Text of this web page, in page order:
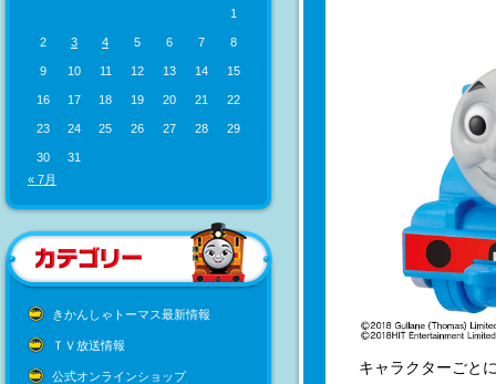
1
2 3 4 5 6 7 8
9 10 11 12 13 14 15
16 17 18 19 20 21 22
23 24 25 26 27 28 29
30
31
« 7月
きかんしゃトーマス最新情報
ＴＶ放送情報
公式オンラインショップ キャラクターごと